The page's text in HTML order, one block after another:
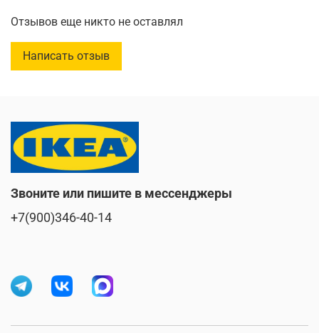
Отзывов еще никто не оставлял
Написать отзыв
Звоните или пишите в мессенджеры
+7(900)346-40-14